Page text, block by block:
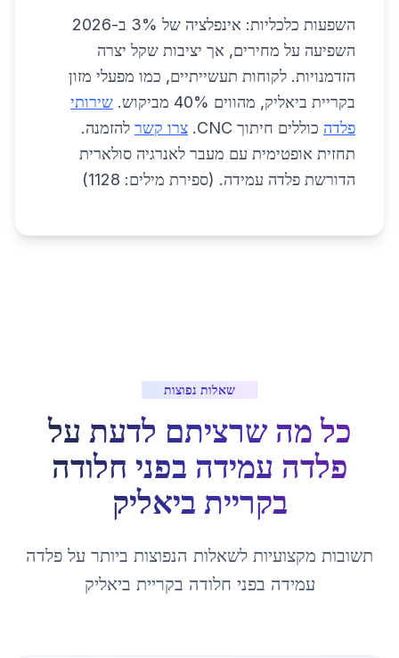
השפעות כלכליות: אינפלציה של 3% ב-2026
השפיעה על מחירים, אך יציבות שקל יצרה
הזדמנויות. לקוחות תעשייתיים, כמו מפעלי מזון
בקריית ביאליק, מהווים 40% מביקוש.
שירותי
פלדה כוללים חיתוך CNC. צרו קשר להזמנה.
תחזית אופטימית עם מעבר לאנרגיה סולארית
הדורשת פלדה עמידה. (ספירת מילים: 1128)
שאלות נפוצות
כל מה שרציתם לדעת על
פלדה עמידה בפני חלודה
בקריית ביאליק
תשובות מקצועיות לשאלות הנפוצות ביותר על פלדה
עמידה בפני חלודה בקריית ביאליק